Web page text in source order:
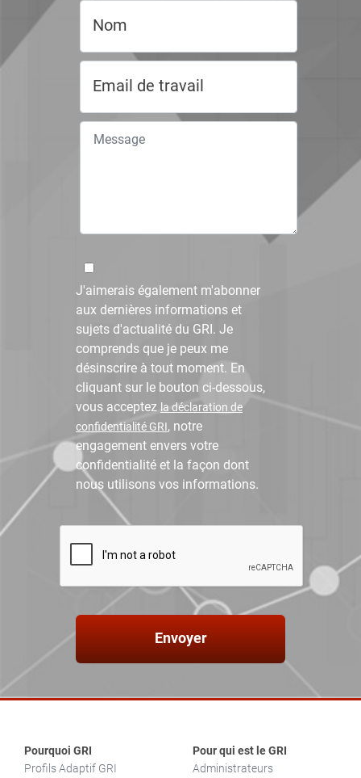
J'aimerais également m'abonner
aux dernières informations et
sujets d'actualité du GRI. Je
comprends que je peux me
désinscrire à tout moment. En
cliquant sur le bouton ci-dessous,
vous acceptez la déclaration de
confidentialité GRI, notre
engagement envers votre
confidentialité et la façon dont
nous utilisons vos informations.
Envoyer
Pourquoi GRI
Profils Adaptif GRI
Pour qui est le GRI
Administrateurs